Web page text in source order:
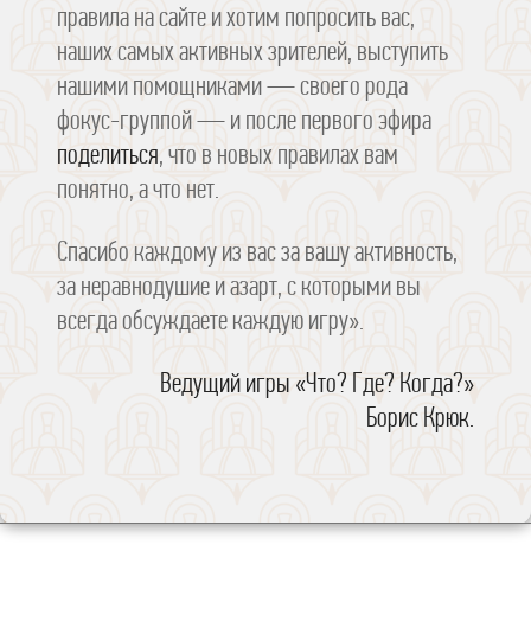
правила на сайте и хотим попросить вас,
наших самых активных зрителей, выступить
нашими помощниками — своего рода
фокус-группой — и после первого эфира
поделиться, что в новых правилах вам
понятно, а что нет.
Спасибо каждому из вас за вашу активность,
за неравнодушие и азарт, с которыми вы
всегда обсуждаете каждую игру».
Ведущий игры «Что? Где? Когда?»
Борис Крюк.